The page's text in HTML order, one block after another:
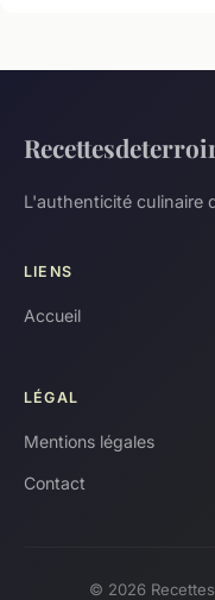
L'authenticité culinaire
LIENS
Accueil
LÉGAL
Mentions légales
Contact
© 2026